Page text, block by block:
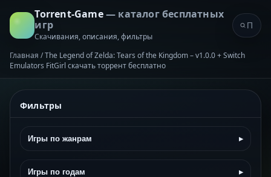
Torrent-Game— каталог бесплатных
игр
Скачивания, описания, фильтры
Главная /The Legend of Zelda: Tears of the Kingdom – v1.0.0 + Switch
Emulators FitGirl скачать торрент бесплатно
Фильтры
Игры по жанрам ▸
Игры по годам ▸